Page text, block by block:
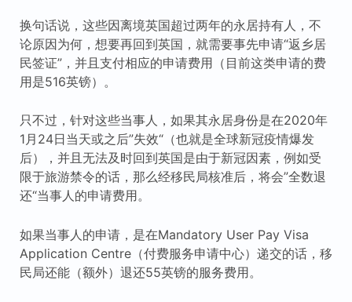
换句话说，这些因离境英国超过两年的永居持有人，不
论原因为何，想要再回到英国，就需要事先申请“返乡居
民签证”，并且支付相应的申请费用（目前这类申请的费
用是516英镑）。
只不过，针对这些当事人，如果其永居身份是在2020年
1月24日当天或之后”失效“（也就是全球新冠疫情爆发
后），并且无法及时回到英国是由于新冠因素，例如受
限于旅游禁令的话，那么经移民局核准后，将会”全数退
还“当事人的申请费用。
如果当事人的申请，是在Mandatory User Pay Visa
Application Centre（付费服务申请中心）递交的话，移
民局还能（额外）退还55英镑的服务费用。